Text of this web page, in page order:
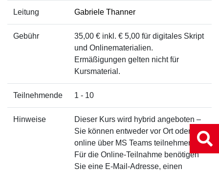
Leitung Gabriele Thanner
Gebühr
35,00 € inkl. € 5,00 für digitales Skript
und Onlinematerialien.
Ermäßigungen gelten nicht für
Kursmaterial.
Teilnehmende 1 - 10
Hinweise
Dieser Kurs wird hybrid angeboten –
Sie können entweder vor Ort oder
online über MS Teams teilnehmen.
Für die Online-Teilnahme benötigen
Sie eine E-Mail-Adresse, einen